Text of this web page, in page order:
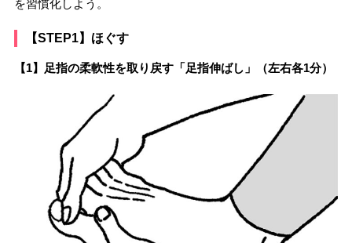
を習慣化しよう。
【STEP1】ほぐす
【1】足指の柔軟性を取り戻す「足指伸ばし」（左右各1分）